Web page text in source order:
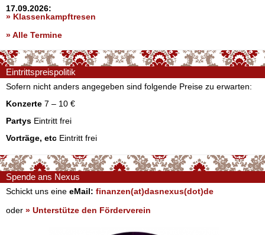
17.09.2026:
» Klassenkampftresen
» Alle Termine
Eintrittspreispolitik
Sofern nicht anders angegeben sind folgende Preise zu erwarten:
Konzerte 7 – 10 €
Partys Eintritt frei
Vorträge, etc Eintritt frei
Spende ans Nexus
Schickt uns eine eMail: finanzen(at)dasnexus(dot)de
oder » Unterstütze den Förderverein